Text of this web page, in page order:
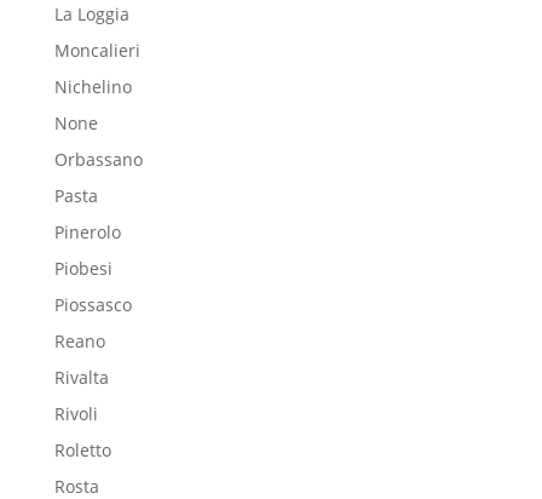
La Loggia
Moncalieri
Nichelino
None
Orbassano
Pasta
Pinerolo
Piobesi
Piossasco
Reano
Rivalta
Rivoli
Roletto
Rosta